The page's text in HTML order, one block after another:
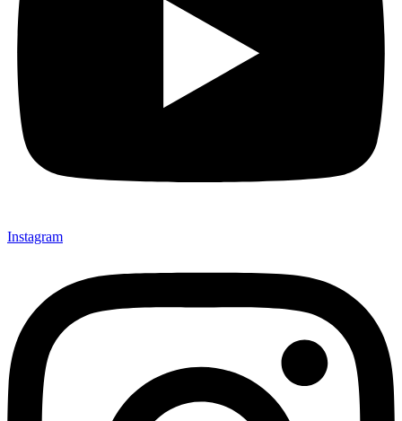
Instagram